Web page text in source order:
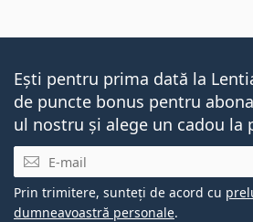
Ești pentru prima dată la
de puncte bonus pentru
ul nostru și alege un cadou la
E-mail
Prin trimitere, sunteți de acord cu
dumneavoastră personale.